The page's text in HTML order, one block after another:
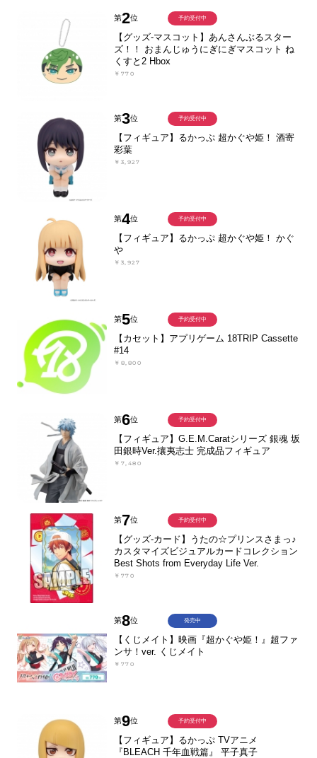
第2位
【グッズ-マスコット】あんさんぶるスター
ズ！！ おまんじゅうにぎにぎマスコット ね
くすと2 Hbox
￥770
予約受付中
第3位
【フィギュア】るかっぷ 超かぐや姫！ 酒寄
彩葉
￥3,927
予約受付中
第4位
【フィギュア】るかっぷ 超かぐや姫！ かぐ
や
￥3,927
予約受付中
第5位
【カセット】アプリゲーム 18TRIP Cassette
#14
￥8,800
予約受付中
第6位
【フィギュア】G.E.M.Caratシリーズ 銀魂 坂
田銀時Ver.攘夷志士 完成品フィギュア
￥7,480
予約受付中
第7位
【グッズ-カード】うたの☆プリンスさまっ♪
カスタマイズビジュアルカードコレクション
Best Shots from Everyday Life Ver.
￥770
予約受付中
第8位
【くじメイト】映画『超かぐや姫！』超ファ
ンサ！ver. くじメイト
￥770
発売中
第9位
【フィギュア】るかっぷ TVアニメ
『BLEACH 千年血戦篇』 平子真子
予約受付中